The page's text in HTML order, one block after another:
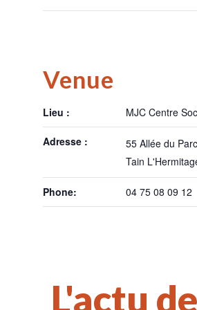
Venue
Lieu : MJC Centre
Adresse :
55 Allée du Parc
Tain
Phone: 04 75 08 09 12
L'actu